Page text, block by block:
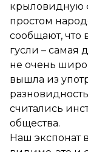
крыловидную
простом
сообщают, что
гусли – самая
не очень
вышла из
считались
общества.
Наш экспонат